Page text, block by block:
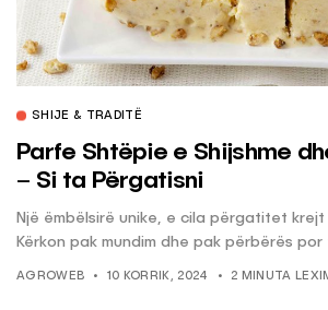
SHIJE & TRADITË
Parfe Shtëpie e Shijshme
– Si ta Përgatisni
Një ëmbëlsirë unike, e cila përgatitet
Kërkon pak mundim dhe pak përbërës por
AGROWEB 10 KORRIK, 2024 2 MINUTA